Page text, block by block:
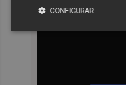
CONFIGURAR